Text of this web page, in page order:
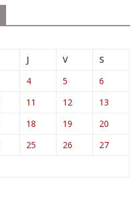
J V
S
4 5
6
11 12
13
18 19
20
25 26
27